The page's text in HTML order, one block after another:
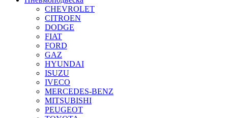
CHEVROLET
CITROEN
DODGE
FIAT
FORD
GAZ
HYUNDAI
ISUZU
IVECO
MERCEDES-BENZ
MITSUBISHI
PEUGEOT